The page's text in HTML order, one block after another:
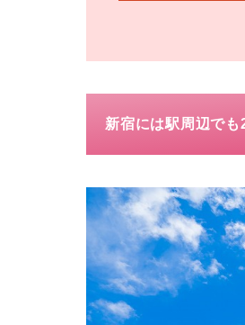
新宿には駅周辺でも